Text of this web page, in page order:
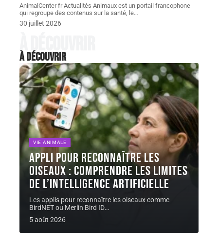
AnimalCenter fr Actualités Animaux est un portail francophone
qui regroupe des contenus sur la santé, le…
30 juillet 2026
À découvrir
À découvrir
VIE ANIMALE
Appli pour reconnaître les
oiseaux : comprendre les limites
de l’intelligence artificielle
Les applis pour reconnaître les oiseaux comme
BirdNET ou Merlin Bird ID…
5 août 2026